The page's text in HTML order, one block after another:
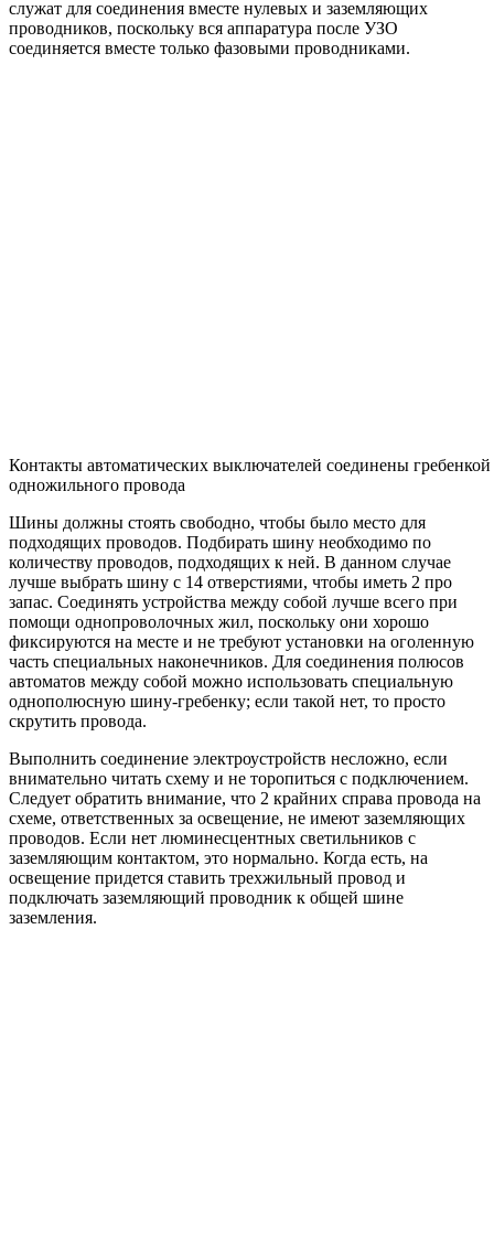
служат для соединения вместе нулевых и заземляющих
проводников, поскольку вся аппаратура после УЗО
соединяется вместе только фазовыми проводниками.
Контакты автоматических выключателей соединены гребенкой
одножильного провода
Шины должны стоять свободно, чтобы было место для
подходящих проводов. Подбирать шину необходимо по
количеству проводов, подходящих к ней. В данном случае
лучше выбрать шину с 14 отверстиями, чтобы иметь 2 про
запас. Соединять устройства между собой лучше всего при
помощи однопроволочных жил, поскольку они хорошо
фиксируются на месте и не требуют установки на оголенную
часть специальных наконечников. Для соединения полюсов
автоматов между собой можно использовать специальную
однополюсную шину-гребенку; если такой нет, то просто
скрутить провода.
Выполнить соединение электроустройств несложно, если
внимательно читать схему и не торопиться с подключением.
Следует обратить внимание, что 2 крайних справа провода на
схеме, ответственных за освещение, не имеют заземляющих
проводов. Если нет люминесцентных светильников с
заземляющим контактом, это нормально. Когда есть, на
освещение придется ставить трехжильный провод и
подключать заземляющий проводник к общей шине
заземления.